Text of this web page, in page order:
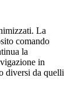
La
comando
la
in
diversi da quelli